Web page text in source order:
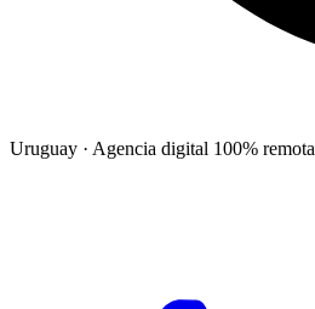
Uruguay · Agencia digital 100% remota